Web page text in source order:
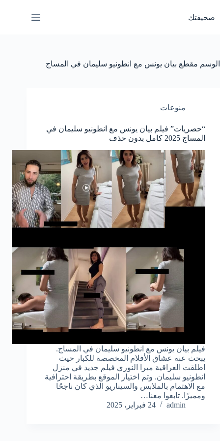
المحتوى
صحيفتك
الوسم مقطع بيان يونس مع انطونيو سليمان في المساج
منوعات
“حصريات” فيلم بيان يونس مع انطونيو سليمان في
المساج 2025 كامل بدون حذف
فيلم بيان يونس مع انطونيو سليمان في المساج.
يبحث عنه عشاق الأفلام المخصصة للكبار حيث
اطلقت العراقية ميرا النوري فيلم جديد في منزل
انطونيو سليمان. وتم اختيار الموقع بطريقة احترافية
مع الاهتمام بالملابس والسيناريو الذي كان ناجحًا
ومميزًا. تابعوا معنا…
admin
24 فبراير، 2025